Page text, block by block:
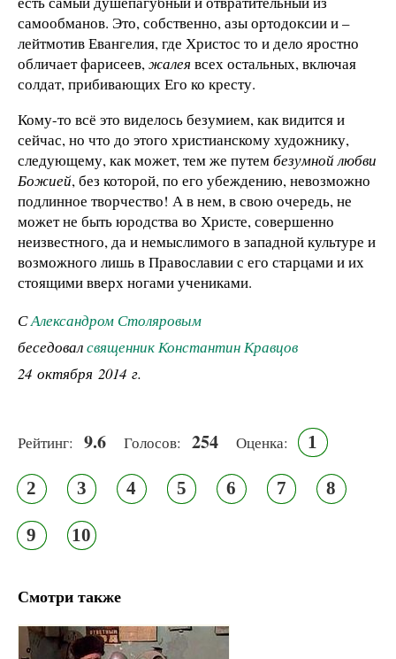
самообманов. Это, собственно, азы ортодоксии и –
лейтмотив Евангелия, где Христос то и дело яростно
обличает фарисеев,жалея всех остальных, включая
солдат, прибивающих Его ко кресту.
Кому-то всё это виделось безумием, как видится и
сейчас, но что до этого христианскому художнику,
следующему, как может, тем же путембезумной любви
Божией, без которой, по его убеждению, невозможно
подлинное творчество! А в нем, в свою очередь, не
может не быть юродства во Христе, совершенно
неизвестного, да и немыслимого в западной культуре и
возможного лишь в Православии с его старцами и их
стоящими вверх ногами учениками.
САлександром Столяровым
беседовалсвященник Константин Кравцов
24 октября 2014 г.
Рейтинг: 9.6 Голосов: 254 Оценка: 1
2 3 4 5 6 7 8
9 10
Смотри также